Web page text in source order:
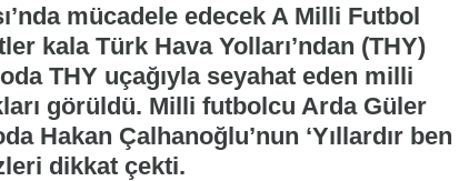
mücadele edecek A Milli Futbol
kala Türk Hava Yolları’ndan (THY)
THY uçağıyla seyahat eden milli
görüldü. Milli futbolcu Arda Güler
Hakan Çalhanoğlu’nun ‘Yıllardır ben
dikkat çekti.